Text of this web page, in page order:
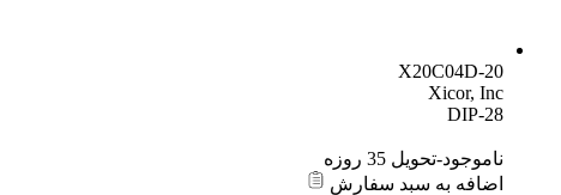
X20C04D-20
Xicor, Inc
DIP-28
ناموجود-تحویل 35 روزه
اضافه به سبد سفارش